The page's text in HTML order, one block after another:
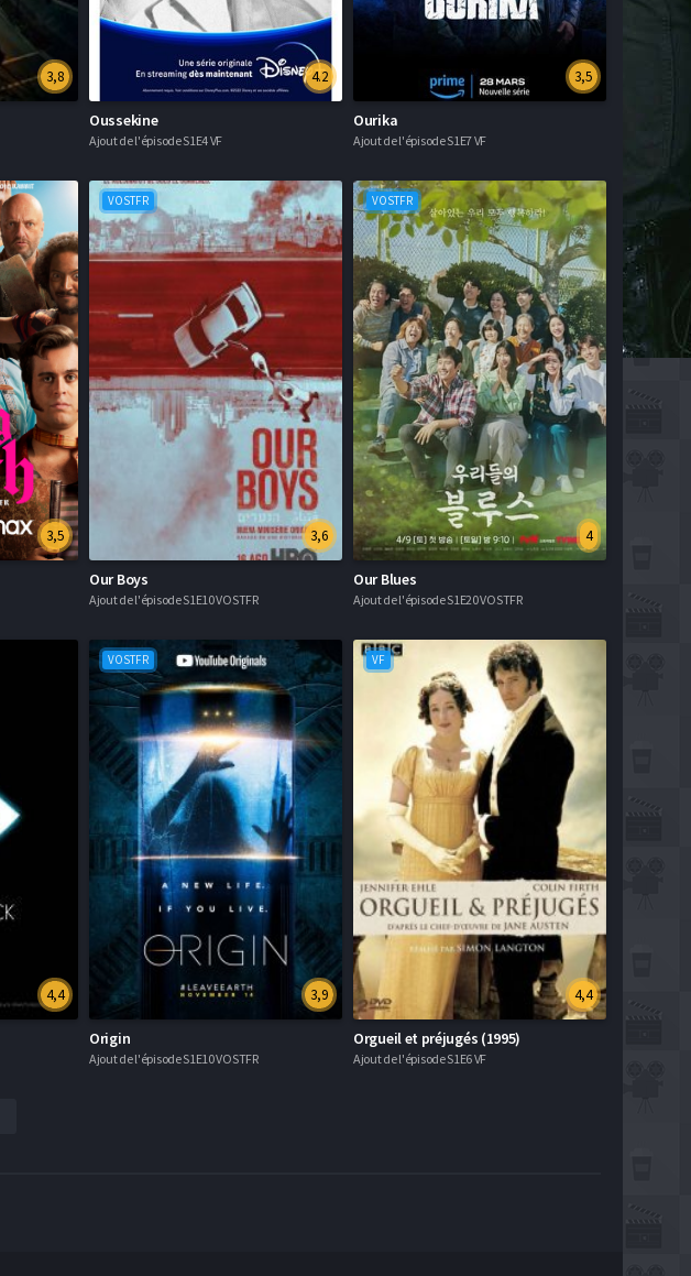
3,8 4.2
Oussekine
Ajout de l'épisode S1E4 VF
3,5
Ourika
Ajout de l'épisode S1E7 VF
3,5
VOSTFR
3,6
Our Boys
Ajout de l'épisode S1E10 VOSTFR
VOSTFR
4
Our Blues
Ajout de l'épisode S1E20 VOSTFR
4,4
VOSTFR
3,9
Origin
Ajout de l'épisode S1E10 VOSTFR
VF
4,4
Orgueil et préjugés (1995)
Ajout de l'épisode S1E6 VF